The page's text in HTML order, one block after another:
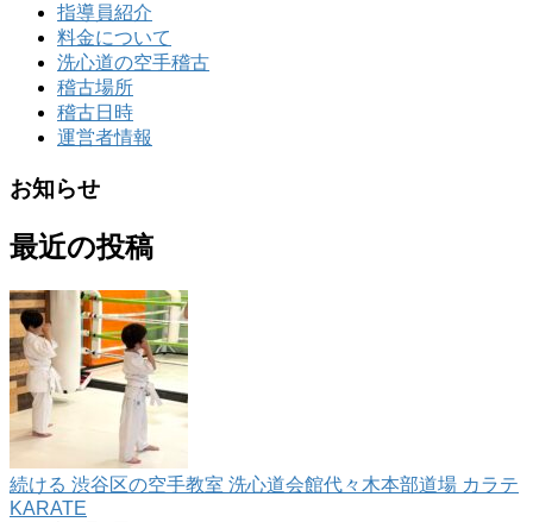
指導員紹介
料金について
洗心道の空手稽古
稽古場所
稽古日時
運営者情報
お知らせ
最近の投稿
続ける 渋谷区の空手教室 洗心道会館代々木本部道場 カラテ
KARATE